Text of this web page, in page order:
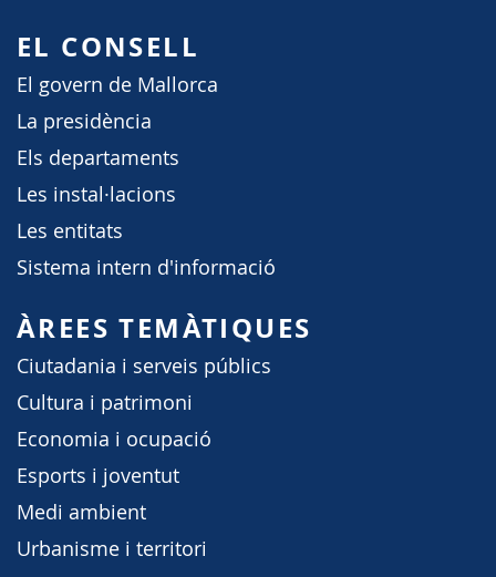
EL CONSELL
El govern de Mallorca
La presidència
Els departaments
Les instal·lacions
Les entitats
Sistema intern d'informació
ÀREES TEMÀTIQUES
Ciutadania i serveis públics
Cultura i patrimoni
Economia i ocupació
Esports i joventut
Medi ambient
Urbanisme i territori